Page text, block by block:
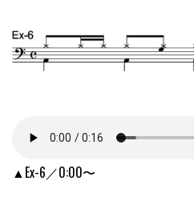
▲Ex-6／0:00〜